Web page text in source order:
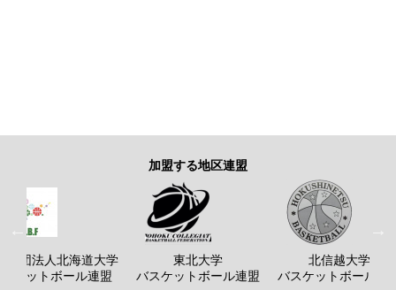
加盟する地区連盟
社団法人北海道大学
ケットボール連盟
東北大学
バスケットボール連盟
北信越大学
バスケットボール連